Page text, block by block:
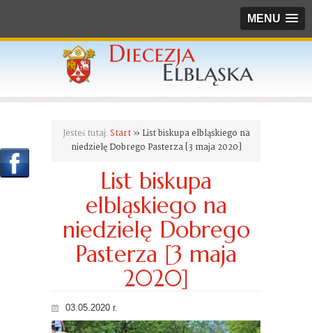
MENU
Jesteś tutaj: Start» List biskupa elbląskiego na
niedzielę Dobrego Pasterza [3 maja 2020]
List biskupa
elbląskiego na
niedzielę Dobrego
Pasterza [3 maja
2020]
03.05.2020 r.